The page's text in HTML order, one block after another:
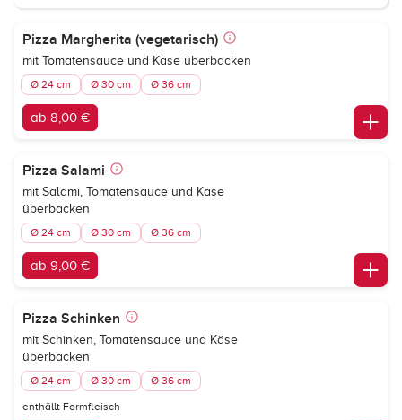
Pizza Margherita (vegetarisch)
mit Tomatensauce und Käse überbacken
Ø 24 cm Ø 30 cm Ø 36 cm
ab 8,00 €
Pizza Salami
mit Salami, Tomatensauce und Käse
überbacken
Ø 24 cm Ø 30 cm Ø 36 cm
ab 9,00 €
Pizza Schinken
mit Schinken, Tomatensauce und Käse
überbacken
Ø 24 cm Ø 30 cm Ø 36 cm
enthällt Formfleisch